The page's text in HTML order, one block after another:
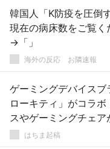
韓国人「K防疫を圧倒
現在の病床数をご覧く
→「」
海外の反応 お隣速報
ゲーミングデバイス
ローキティ」がコラ
スやゲーミングチェア
はちま起稿